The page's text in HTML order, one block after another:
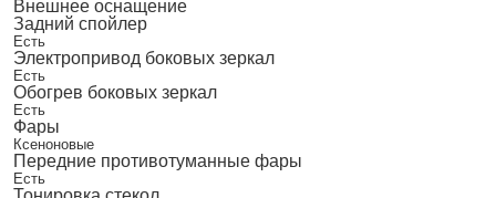
Внешнее оснащение
Задний спойлер
Есть
Электропривод боковых зеркал
Есть
Обогрев боковых зеркал
Есть
Фары
Ксеноновые
Передние противотуманные фары
Есть